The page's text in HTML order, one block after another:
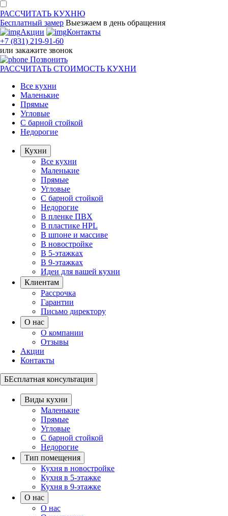
РАССЧИТАТЬ КУХНЮ
Бесплатный замер Выезжаем в день обращения
Акции
Контакты
+7 (831) 219-91-60
или закажите звонок
Позвонить
РАССЧИТАТЬ СТОИМОСТЬ КУХНИ
Все кухни
Маленькие
Прямые
Угловые
С барной стойкой
Недорогие
Кухни
Все кухни
Маленькие
Прямые
Угловые
С барной стойкой
Недорогие
В пленке ПВХ
В пластике HPL
В шпоне и массиве
В новостройке
В 5-этажках
В 9-этажках
Идеи для вашей кухни
Клиентам
Рассрочка
Гарантии
Письмо директору
О нас
О компании
Отзывы
Акции
Контакты
БЕсплатная консультация
Виды кухни
Маленькие
Прямые
Угловые
С барной стойкой
Недорогие
Тип помещения
Кухня в новостройке
Кухня в 5-этажке
Кухня в 9-этажке
О нас
О нас